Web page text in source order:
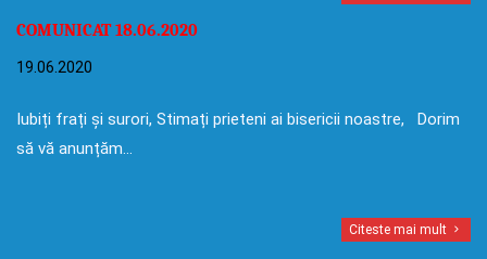
COMUNICAT 18.06.2020
19.06.2020
Iubiți frați și surori, Stimați prieteni ai bisericii noastre, Dorim
să vă anunțăm…
Citeste mai mult